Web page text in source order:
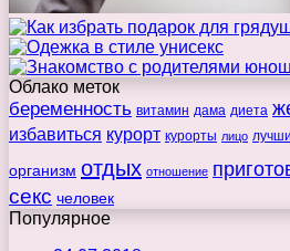
Облако меток
беременность витамин дама диета
избавиться курорт курорты лицо
организм отдых отношение
секс человек
Популярное